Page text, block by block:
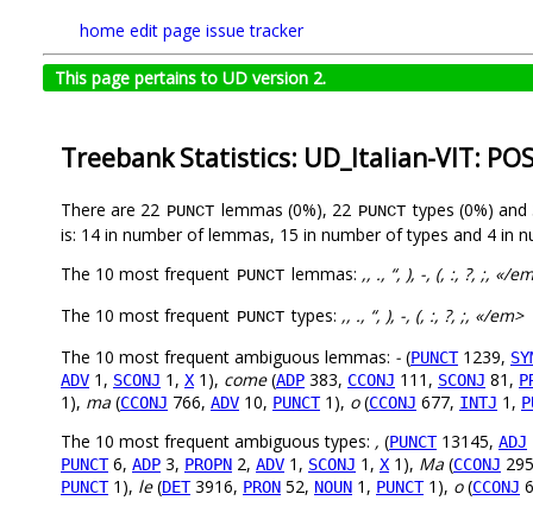
home edit page issue tracker
This page pertains to UD version 2.
Treebank Statistics: UD_Italian-VIT:
There are 22 PUNCT lemmas (0%), 22 PUNCT types (0%)
is: 14 in number of lemmas, 15 in number of types and 4 in
The 10 most frequent PUNCT lemmas: ,, ., “, ), -, (, :, ?, ;, «/
The 10 most frequent PUNCT types: ,, ., “, ), -, (, :, ?, ;, «/em>
The 10 most frequent ambiguous lemmas: - (PUNCT1239,
ADV 1, SCONJ 1, X 1), come(ADP 383, CCONJ 111, SCONJ 81,
1), ma (CCONJ 766, ADV 10, PUNCT1), o(CCONJ 677, INTJ 1,
The 10 most frequent ambiguous types: , (PUNCT13145, ADJ
PUNCT6, ADP 3, PROPN 2, ADV 1, SCONJ 1, X 1), Ma (CCONJ
PUNCT1), le(DET3916, PRON 52, NOUN 1, PUNCT1), o(CCONJ